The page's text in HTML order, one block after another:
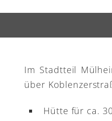
Im Stadtteil
über
Hütte für ca.